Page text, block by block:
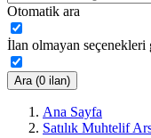
Otomatik ara
İlan olmayan seçenekleri
Ara (0 ilan)
Ana Sayfa
Satılık Muhtelif